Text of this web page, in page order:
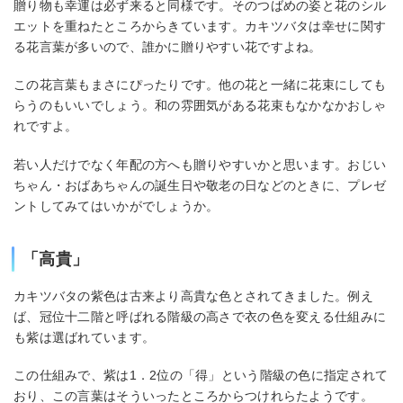
贈り物も幸運は必ず来ると同様です。そのつばめの姿と花のシル
エットを重ねたところからきています。カキツバタは幸せに関す
る花言葉が多いので、誰かに贈りやすい花ですよね。
この花言葉もまさにぴったりです。他の花と一緒に花束にしても
らうのもいいでしょう。和の雰囲気がある花束もなかなかおしゃ
れですよ。
若い人だけでなく年配の方へも贈りやすいかと思います。おじい
ちゃん・おばあちゃんの誕生日や敬老の日などのときに、プレゼ
ントしてみてはいかがでしょうか。
「高貴」
カキツバタの紫色は古来より高貴な色とされてきました。例え
ば、冠位十二階と呼ばれる階級の高さで衣の色を変える仕組みに
も紫は選ばれています。
この仕組みで、紫は1．2位の「得」という階級の色に指定されて
おり、この言葉はそういったところからつけれらたようです。